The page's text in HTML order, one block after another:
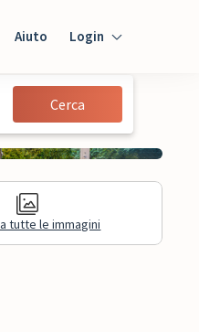
Aiuto Login
Ospiti
Cerca
tutte le immagini